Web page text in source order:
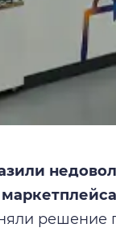
решение